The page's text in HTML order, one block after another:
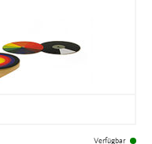
Verfügbar